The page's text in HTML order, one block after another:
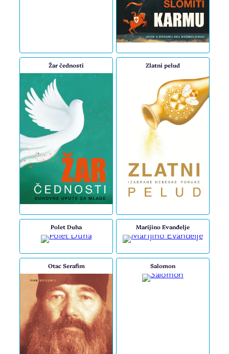
Žar čednosti Zlatni pelud
Polet Duha Marijino Evanđelje
Otac Serafim Salomon